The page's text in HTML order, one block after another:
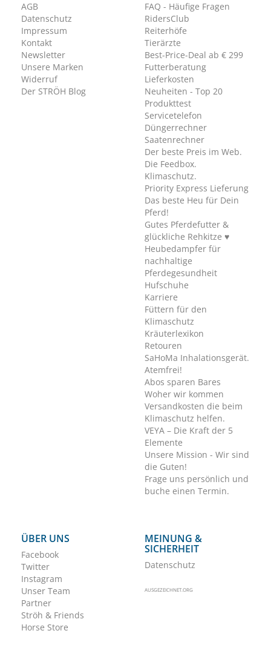
AGB
Datenschutz
Impressum
Kontakt
Newsletter
Unsere Marken
Widerruf
Der STRÖH Blog
FAQ - Häufige Fragen
RidersClub
Reiterhöfe
Tierärzte
Best-Price-Deal ab € 299
Futterberatung
Lieferkosten
Neuheiten - Top 20
Produkttest
Servicetelefon
Düngerrechner
Saatenrechner
Der beste Preis im Web.
Die Feedbox.
Klimaschutz.
Priority Express Lieferung
Das beste Heu für Dein
Pferd!
Gutes Pferdefutter &
glückliche Rehkitze ♥
Heubedampfer für
nachhaltige
Pferdegesundheit
Hufschuhe
Karriere
Füttern für den
Klimaschutz
Kräuterlexikon
Retouren
SaHoMa Inhalationsgerät.
Atemfrei!
Abos sparen Bares
Woher wir kommen
Versandkosten die beim
Klimaschutz helfen.
VEYA – Die Kraft der 5
Elemente
Unsere Mission - Wir sind
die Guten!
Frage uns persönlich und
buche einen Termin.
ÜBER UNS
Facebook
Twitter
Instagram
Unser Team
Partner
Ströh & Friends
Horse Store
MEINUNG &
SICHERHEIT
Datenschutz
AUSGEZEICHNET.ORG